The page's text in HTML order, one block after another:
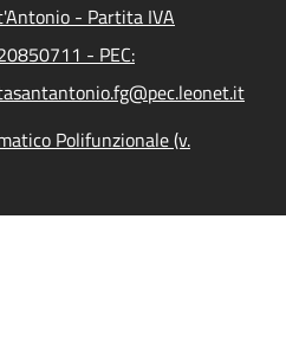
- Partita IVA
- PEC:
Polifunzionale (v.